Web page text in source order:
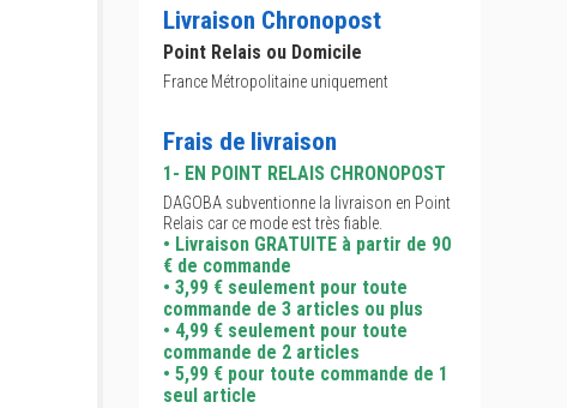
Livraison Chronopost
Point Relais ou Domicile
France Métropolitaine uniquement
Frais de livraison
1- EN POINT RELAIS CHRONOPOST
DAGOBA subventionne la livraison en Point
Relais car ce mode est très fiable.
• Livraison GRATUITE à partir de 90
€ de commande
• 3,99 € seulement pour toute
commande de 3 articles ou plus
• 4,99 € seulement pour toute
commande de 2 articles
• 5,99 € pour toute commande de 1
seul article